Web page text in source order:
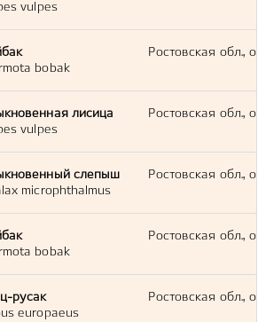
vulpes
bobak
Ростовская обл.,
лисица
vulpes
Ростовская обл.,
слепыш
microphthalmus
Ростовская обл.,
bobak
Ростовская обл.,
русак
europaeus
Ростовская обл.,